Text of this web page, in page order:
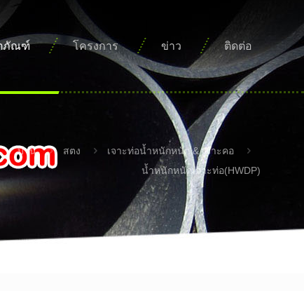
ภัณฑ์ โครงการ ข่าว ติดต่อ
บ้าน สตง
เจาะท่อน้ำหนักหนัก & เจาะคอ
น้ำหนักหนักเจาะท่อ(HWDP)